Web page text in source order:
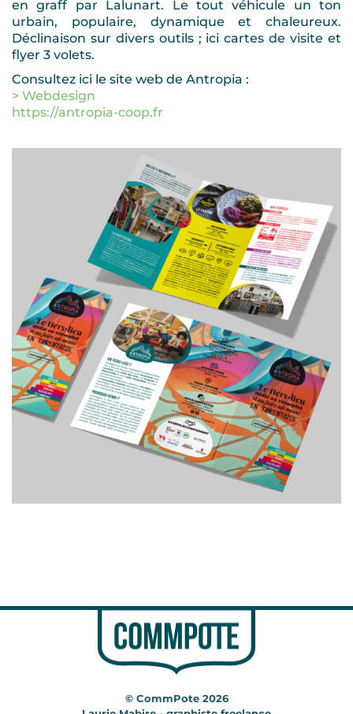
en graff par Lalunart. Le tout véhicule un ton
urbain, populaire, dynamique et chaleureux.
Déclinaison sur divers outils ; ici cartes de visite et
flyer 3 volets.
Consultez ici le site web de Antropia :
> Webdesign
https://antropia-coop.fr
© CommPote 2026